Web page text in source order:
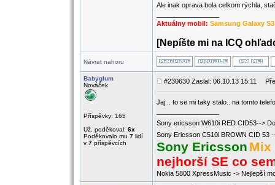
Ale inak oprava bola celkom rýchla,
Aktuálny mobil: Samsung Galaxy S3
[Nepíšte mi na ICQ
Návrat nahoru
Babyglum
Nováček
Příspěvky: 165
Už. poděkoval: 6x
Poděkovalo mu 7 lidí
v 7 příspěvcích
#230630 Zaslal: 06.10.13 15:11
Jaj .. to se mi taky stalo.. na tomto
Sony ericsson W610i RED CID53-->
Sony Ericsson C510i BROWN CID 53
Sony Ericsson Mix
nejhorší SE co
Nokia 5800 XpressMusic -> Nejlepší